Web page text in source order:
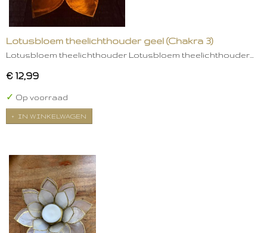
Lotusbloem theelichthouder geel (Chakra 3)
Lotusbloem theelichthouder Lotusbloem theelichthouder…
€ 12,99
✓ Op voorraad
IN WINKELWAGEN